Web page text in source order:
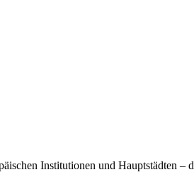
Institutionen und Hauptstädten –